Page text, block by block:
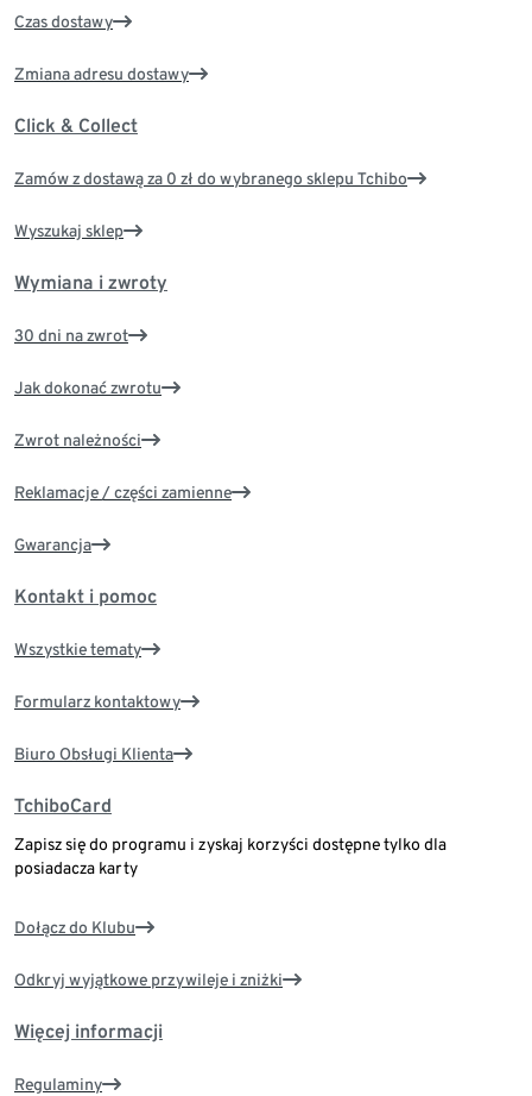
Czas dostawy
Zmiana adresu dostawy
Click & Collect
Zamów z dostawą za 0 zł do wybranego sklepu Tchibo
Wyszukaj sklep
Wymiana i zwroty
30 dni na zwrot
Jak dokonać zwrotu
Zwrot należności
Reklamacje / części zamienne
Gwarancja
Kontakt i pomoc
Wszystkie tematy
Formularz kontaktowy
Biuro Obsługi Klienta
TchiboCard
Zapisz się do programu i zyskaj korzyści dostępne tylko dla
posiadacza karty
Dołącz do Klubu
Odkryj wyjątkowe przywileje i zniżki
Więcej informacji
Regulaminy